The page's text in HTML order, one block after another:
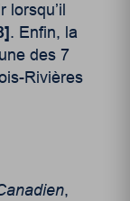
lorsqu’il
. Enfin, la
des 7
Rivières
,